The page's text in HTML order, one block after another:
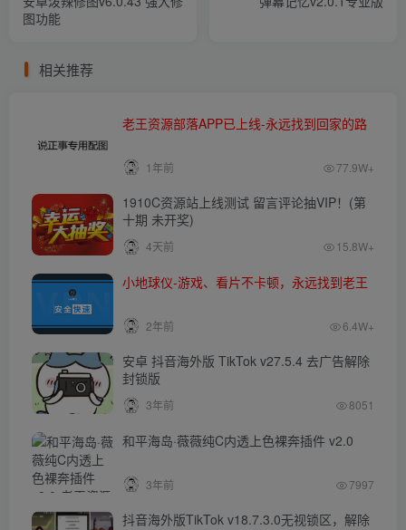
图功能
相关推荐
老王资源部落APP已上线-永远找到回家的路
1年前 77.9W+
1910C资源站上线测试 留言评论抽VIP！(第
十期 未开奖)
4天前 15.8W+
小地球仪-游戏、看片不卡顿，永远找到老王
2年前 6.4W+
安卓 抖音海外版 TikTok v27.5.4 去广告解除
封锁版
3年前 8051
和平海岛·薇薇纯C内透上色裸奔插件 v2.0
3年前 7997
抖音海外版TikTok v18.7.3.0无视锁区，解除